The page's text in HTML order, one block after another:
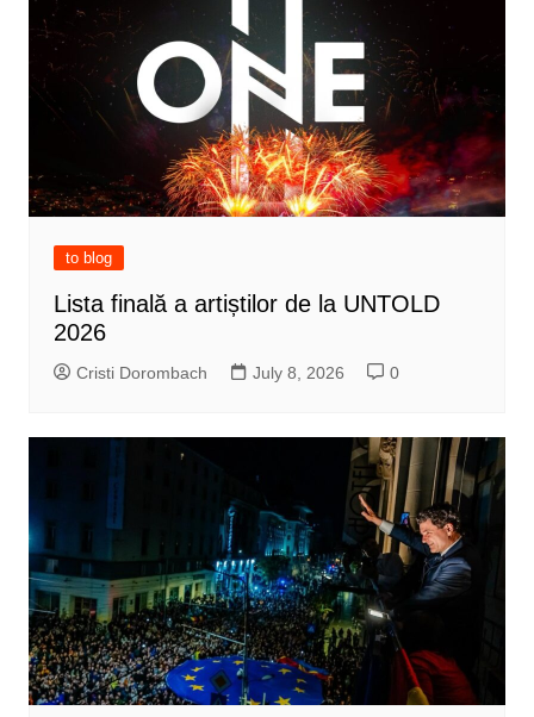
to blog
Lista finală a artiștilor de la UNTOLD
2026
Cristi Dorombach July 8, 2026 0